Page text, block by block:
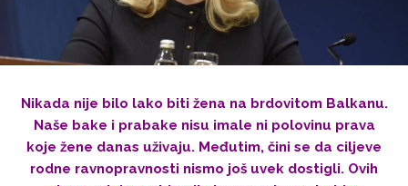
Nikada nije bilo lako biti žena na brdovitom Balkanu.
Naše bake i prabake nisu imale ni polovinu prava
koje žene danas uživaju. Međutim, čini se da ciljeve
rodne ravnopravnosti nismo još uvek dostigli. Ovih